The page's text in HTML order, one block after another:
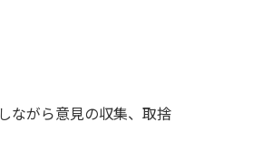
ながら意見の収集、取捨